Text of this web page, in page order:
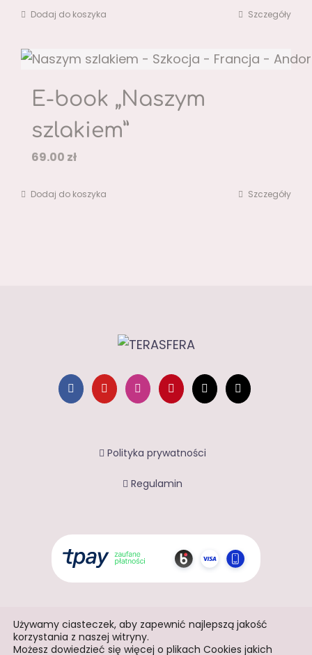
Dodaj do koszyka Szczegóły
E-book „Naszym
szlakiem”
69.00 zł
Dodaj do koszyka Szczegóły
Polityka prywatności
Regulamin
Używamy ciasteczek, aby zapewnić najlepszą jakość
korzystania z naszej witryny.
Możesz dowiedzieć się więcej o plikach Cookies jakich